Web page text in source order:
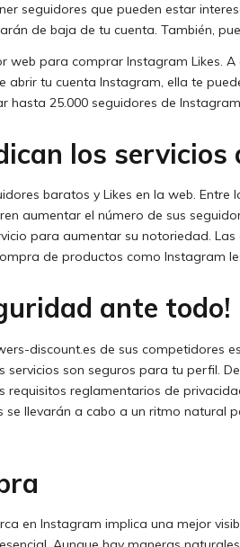
seguidores que pueden estar
de baja de tu cuenta. También,
web para comprar Instagram Likes.
abrir tu cuenta Instagram, ella te
hasta 25.000 seguidores de Instagram.
los
baratos y Likes en la web. Entre
aumentar el número de sus
para aumentar su notoriedad.
de productos como Instagram
ante todo!
discount.es de sus competidores
servicios son seguros para tu perfil.
requisitos reglamentarios de
se llevarán a cabo a un ritmo natural
en Instagram implica una mejor